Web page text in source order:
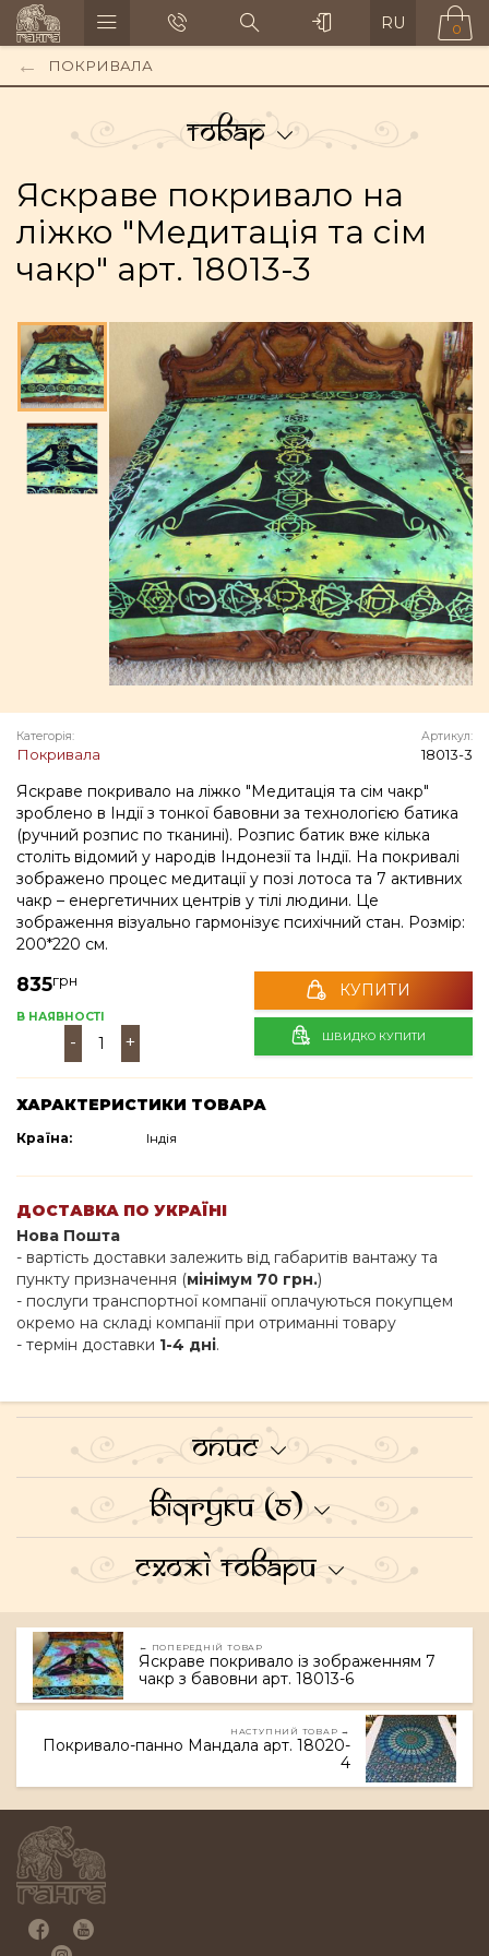
RU 0
ПОКРИВАЛА
Товар
Яскраве покривало на
ліжко "Медитація та сім
чакр" арт. 18013-3
Категорія:
Покривала
Артикул:
18013-3
Яскраве покривало на ліжко "Медитація та сім чакр"
зроблено в Індії з тонкої бавовни за технологією батика
(ручний розпис по тканині). Розпис батик вже кілька
століть відомий у народів Індонезії та Індії. На покривалі
зображено процес медитації у позі лотоса та 7 активних
чакр – енергетичних центрів у тілі людини. Це
зображення візуально гармонізує психічний стан. Розмір:
200*220 см.
835грн
В НАЯВНОСТІ
- +
КУПИТИ
ШВИДКО КУПИТИ
ХАРАКТЕРИСТИКИ ТОВАРА
Країна: Індія
ДОСТАВКА ПО УКРАЇНІ
Нова Пошта
- вартість доставки залежить від габаритів вантажу та
пункту призначення (мінімум 70 грн.)
- послуги транспортної компанії оплачуються покупцем
окремо на складі компанії при отриманні товару
- термін доставки 1-4 дні.
Опис
Відгуки (0)
Схожі товари
← ПОПЕРЕДНІЙ ТОВАР
Яскраве покривало із зображенням 7
чакр з бавовни арт. 18013-6
НАСТУПНИЙ ТОВАР →
Покривало-панно Мандала арт. 18020-
4